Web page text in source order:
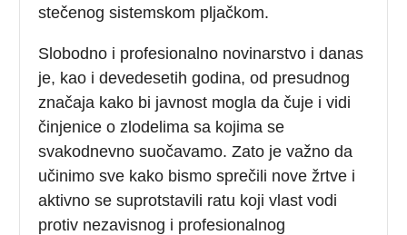
stečenog sistemskom pljačkom.
Slobodno i profesionalno novinarstvo i danas
je, kao i devedesetih godina, od presudnog
značaja kako bi javnost mogla da čuje i vidi
činjenice o zlodelima sa kojima se
svakodnevno suočavamo. Zato je važno da
učinimo sve kako bismo sprečili nove žrtve i
aktivno se suprotstavili ratu koji vlast vodi
protiv nezavisnog i profesionalnog